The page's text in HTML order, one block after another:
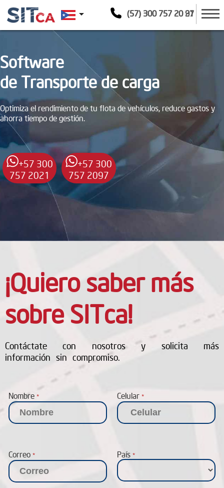
(57) 300 757 20 21
(57) 300 757 20 97
arrow_drop_down
Software
de Transporte de carga
Optimiza el rendimiento de tu flota de vehículos, reduce gastos y
ahorra tiempo de gestión.
+57 300
757 2021
+57 300
757 2097
¡Quiero saber más
sobre SITca!
Contáctate con nosotros y solicita más
información sin compromiso.
Nombre * Celular *
Correo * País *